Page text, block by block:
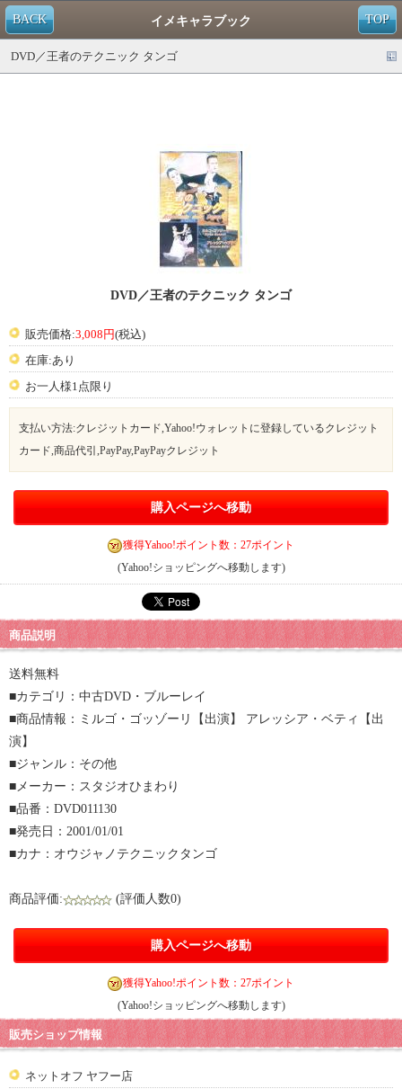
TOP
BACK イメキャラブック
DVD／王者のテクニック タンゴ
DVD／王者のテクニック タンゴ
販売価格:3,008円(税込)
在庫:あり
お一人様1点限り
支払い方法:クレジットカード,Yahoo!ウォレットに登録しているクレジット
カード,商品代引,PayPay,PayPayクレジット
購入ページへ移動
獲得Yahoo!ポイント数：27ポイント
(Yahoo!ショッピングへ移動します)
商品説明
送料無料
■カテゴリ：中古DVD・ブルーレイ
■商品情報：ミルゴ・ゴッゾーリ【出演】 アレッシア・ベティ【出
演】
■ジャンル：その他
■メーカー：スタジオひまわり
■品番：DVD011130
■発売日：2001/01/01
■カナ：オウジャノテクニックタンゴ
商品評価: (評価人数0)
購入ページへ移動
獲得Yahoo!ポイント数：27ポイント
(Yahoo!ショッピングへ移動します)
販売ショップ情報
ネットオフ ヤフー店